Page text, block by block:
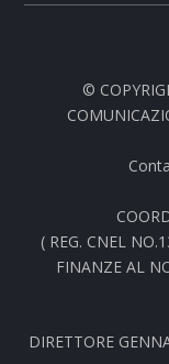
©
( REG. CNEL
FINANZE AL
DIRETTORE